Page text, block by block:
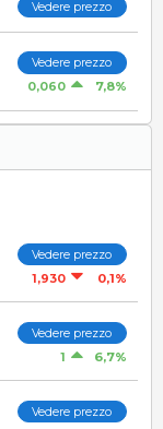
Vedere prezzo
Vedere prezzo
0,060
7,8%
Vedere prezzo
1,930
0,1%
Vedere prezzo
1
6,7%
Vedere prezzo